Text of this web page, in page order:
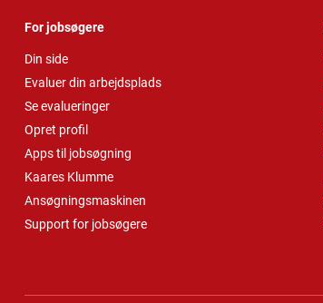
For jobsøgere
Din side
Evaluer din arbejdsplads
Se evalueringer
Opret profil
Apps til jobsøgning
Kaares Klumme
Ansøgningsmaskinen
Support for jobsøgere